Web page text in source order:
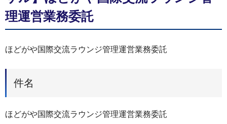
理運営業務委託
ほどがや国際交流ラウンジ管理運営業務委託
件名
ほどがや国際交流ラウンジ管理運営業務委託